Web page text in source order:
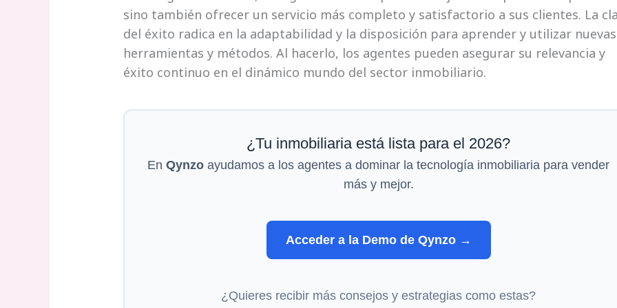
sino también ofrecer un servicio más completo y satisfactorio a sus clientes. La
del éxito radica en la adaptabilidad y la disposición para aprender y utilizar nuevas
herramientas y métodos. Al hacerlo, los agentes pueden asegurar su relevancia y
éxito continuo en el dinámico mundo del sector inmobiliario.
¿Tu inmobiliaria está lista para el 2026?
EnQynzo ayudamos a los agentes a dominar la tecnología inmobiliaria para vender
más y mejor.
Acceder a la Demo de Qynzo →
¿Quieres recibir más consejos y estrategias como estas?